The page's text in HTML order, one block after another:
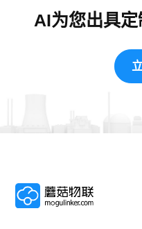
AI为您出具